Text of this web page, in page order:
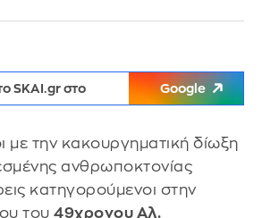
SKAI.gr στο Google
με την κακουργηματική δίωξη
ανθρωποκτονίας
κατηγορούμενοι στην
του 49χρονου Αλ.